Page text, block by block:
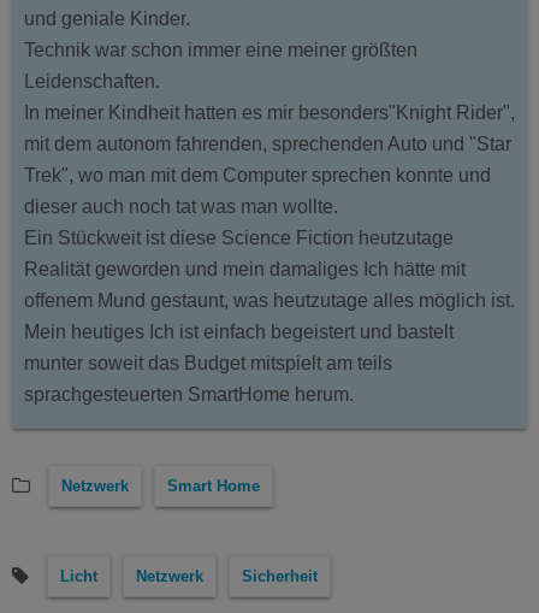
und geniale Kinder.
Technik war schon immer eine meiner größten
Leidenschaften.
In meiner Kindheit hatten es mir besonders"Knight Rider",
mit dem autonom fahrenden, sprechenden Auto und "Star
Trek", wo man mit dem Computer sprechen konnte und
dieser auch noch tat was man wollte.
Ein Stückweit ist diese Science Fiction heutzutage
Realität geworden und mein damaliges Ich hätte mit
offenem Mund gestaunt, was heutzutage alles möglich ist.
Mein heutiges Ich ist einfach begeistert und bastelt
munter soweit das Budget mitspielt am teils
sprachgesteuerten SmartHome herum.
Netzwerk Smart Home
Licht Netzwerk Sicherheit